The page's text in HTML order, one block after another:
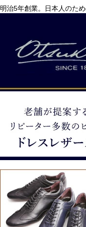
明治5年創業。日本人のた